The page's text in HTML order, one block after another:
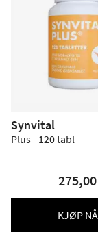
Synvital
Plus - 120 tabl
275,00
KJØP NÅ